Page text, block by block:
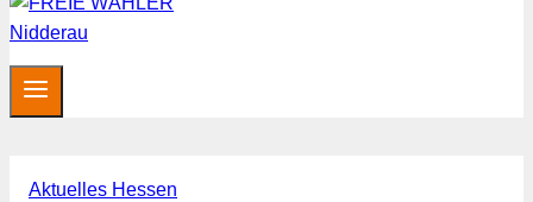
Aktuelles Hessen